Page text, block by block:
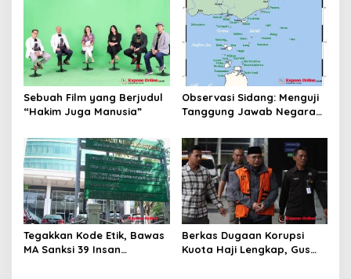
Upaya Hukum
Sebuah Film yang Berjudul
“Hakim Juga Manusia”
Observasi Sidang: Menguji
Tanggung Jawab Negara
Tegakkan Kode Etik, Bawas
MA Sanksi 39 Insan
Berkas Dugaan Korupsi
Kuota Haji Lengkap, Gus